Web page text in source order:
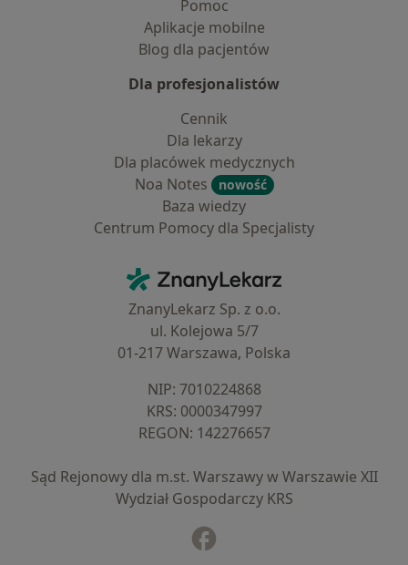
Pomoc
Aplikacje mobilne
Blog dla pacjentów
Dla profesjonalistów
Cennik
Dla lekarzy
Dla placówek medycznych
Noa Notes
nowość
Baza wiedzy
Centrum Pomocy dla Specjalisty
ZnanyLekarz - Strona główna
ZnanyLekarz Sp. z o.o.
ul. Kolejowa 5/7
01-217 Warszawa, Polska
NIP: ⁠7010224868
KRS: ⁠0000347997
REGON: ⁠142276657
Sąd Rejonowy dla m.st. Warszawy w Warszawie XII
Wydział Gospodarczy KRS